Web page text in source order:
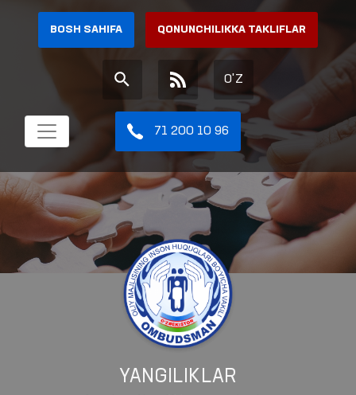
BOSH SAHIFA QONUNCHILIKKA TAKLIFLAR
O'Z
71 200 10 96
YANGILIKLAR